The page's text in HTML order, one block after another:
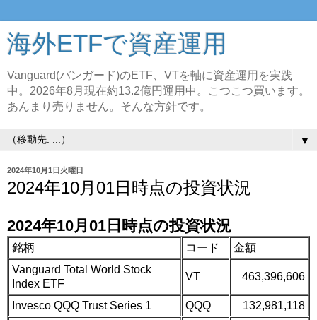
海外ETFで資産運用
Vanguard(バンガード)のETF、VTを軸に資産運用を実践
中。2026年8月現在約13.2億円運用中。こつこつ買います。
あんまり売りません。そんな方針です。
▼
2024年10月1日火曜日
2024年10月01日時点の投資状況
2024年10月01日時点の投資状況
銘柄 コード
金額
Vanguard Total World Stock
Index ETF
VT 463,396,606
Invesco QQQ Trust Series 1 QQQ
132,981,118